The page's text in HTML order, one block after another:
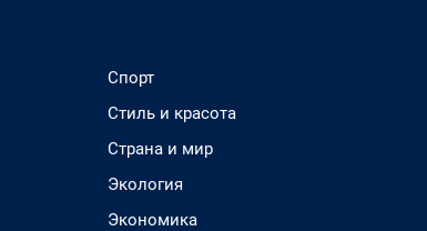
Спорт
Стиль и красота
Страна и мир
Экология
Экономика